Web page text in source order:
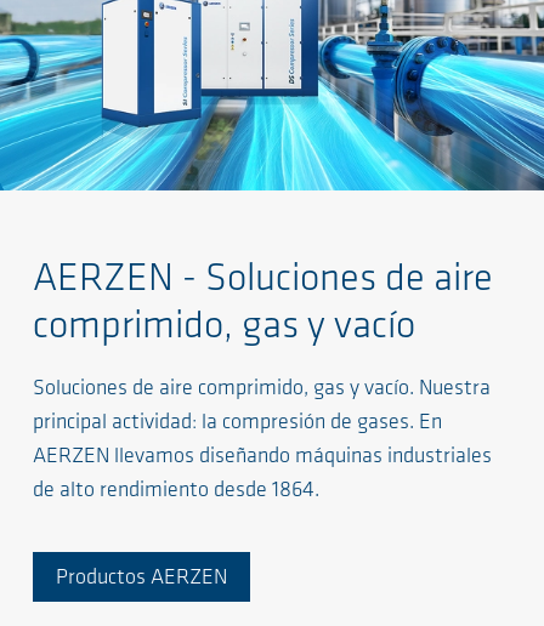
AERZEN - Soluciones de aire
comprimido, gas y vacío
Soluciones de aire comprimido, gas y vacío. Nuestra
principal actividad: la compresión de gases. En
AERZEN llevamos diseñando máquinas industriales
de alto rendimiento desde 1864.
Productos AERZEN